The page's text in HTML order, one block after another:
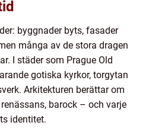
byggnader byts, fasader
många av de stora dragen
I städer som Prague Old
gotiska kyrkor, torgytan
Arkitekturen berättar om
barock – och varje
identitet.